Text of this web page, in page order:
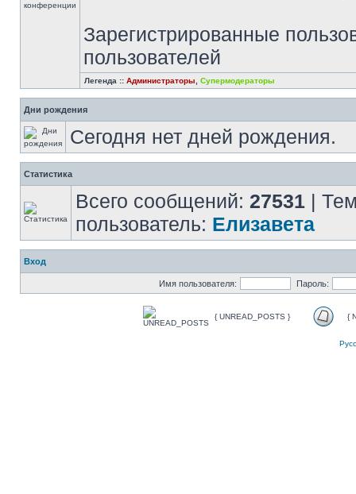
Зарегистрированные
пользователей
Легенда :: Администраторы Супермодераторы
Дни рождения
Сегодня нет дней рождения.
Статистика
Всего сообщений: 27531 |
пользователь: Елизавета
Вход
Имя пользователя: Пароль:
{ UNREAD_POSTS } {